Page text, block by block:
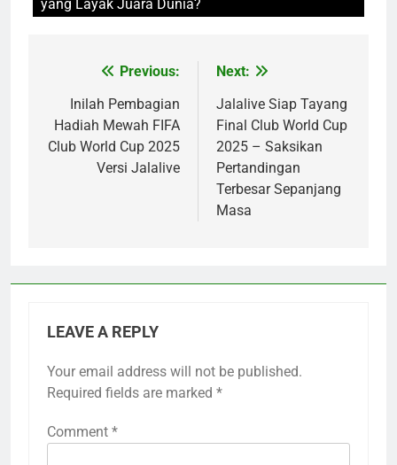
yang Layak Juara Dunia?
navigation
Previous:
Inilah Pembagian
Hadiah Mewah FIFA
Club World Cup 2025
Versi Jalalive
Next:
Jalalive Siap Tayang
Final Club World Cup
2025 – Saksikan
Pertandingan
Terbesar Sepanjang
Masa
LEAVE A REPLY
Your email address will not be published.
Required fields are marked *
Comment *